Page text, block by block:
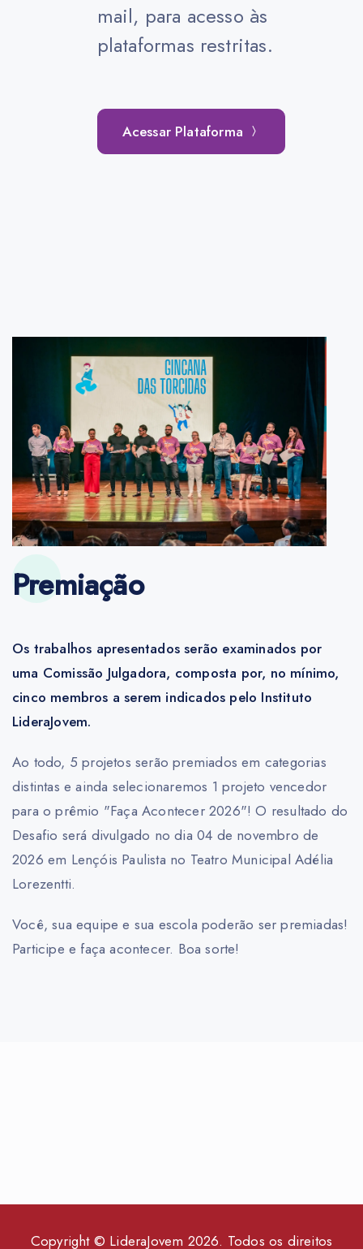
mail, para acesso às
plataformas restritas.
Acessar Plataforma
Premiação
Os trabalhos apresentados serão examinados por
uma Comissão Julgadora, composta por, no mínimo,
cinco membros a serem indicados pelo Instituto
LideraJovem.
Ao todo, 5 projetos serão premiados em categorias
distintas e ainda selecionaremos 1 projeto vencedor
para o prêmio "Faça Acontecer 2026"! O resultado do
Desafio será divulgado no dia 04 de novembro de
2026 em Lençóis Paulista no Teatro Municipal Adélia
Lorezentti.
Você, sua equipe e sua escola poderão ser premiadas!
Participe e faça acontecer. Boa sorte!
Copyright © LideraJovem 2026. Todos os direitos